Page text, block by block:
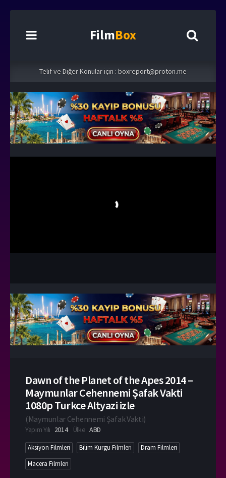
FilmBox
Telif ve Diğer Konular için : boxreport@proton.me
Dawn of the Planet of the Apes 2014 –
Maymunlar Cehennemi Şafak Vakti
1080p Turkce Altyazi izle
(Maymunlar Cehennemi Şafak Vakti)
Yapım Yılı 2014 Ülke ABD
Aksiyon Filmleri Bilim Kurgu Filmleri
Dram Filmleri
Macera Filmleri